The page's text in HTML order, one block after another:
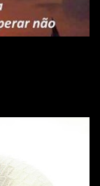
Aprendi
mas toda a
temos que
Aprendi